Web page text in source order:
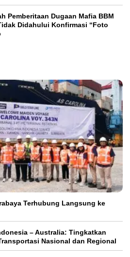
Pemberitaan Dugaan Mafia BBM
Didahului Konfirmasi “Foto
Terhubung Langsung ke
– Australia: Tingkatkan
Nasional dan Regional